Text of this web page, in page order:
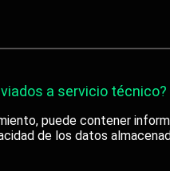
a servicio técnico?
puede contener
de los datos